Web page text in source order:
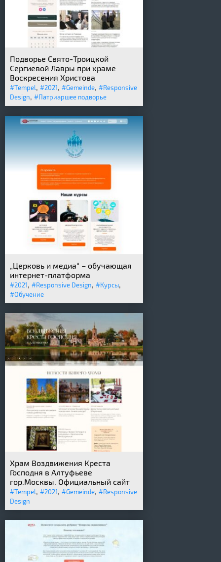
Подворье Свято-Троицкой
Сергиевой Лавры при храме
Воскресения Христова
#Tempel, #2021, #Gemeinde, #Responsive
Design, #Патриаршее подворье
„Церковь и медиа“ – обучающая
интернет-платформа
#2021, #Responsive Design, #Курсы,
#Обучение
Храм Воздвижения Креста
Господня в Алтуфьеве
гор.Москвы. Официальный сайт
#Tempel, #2021, #Gemeinde, #Responsive
Design